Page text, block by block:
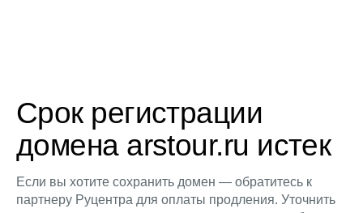
Срок регистрации
домена arstour.ru истек
Если вы хотите сохранить домен — обратитесь к
партнеру Руцентра для оплаты продления. Уточнить